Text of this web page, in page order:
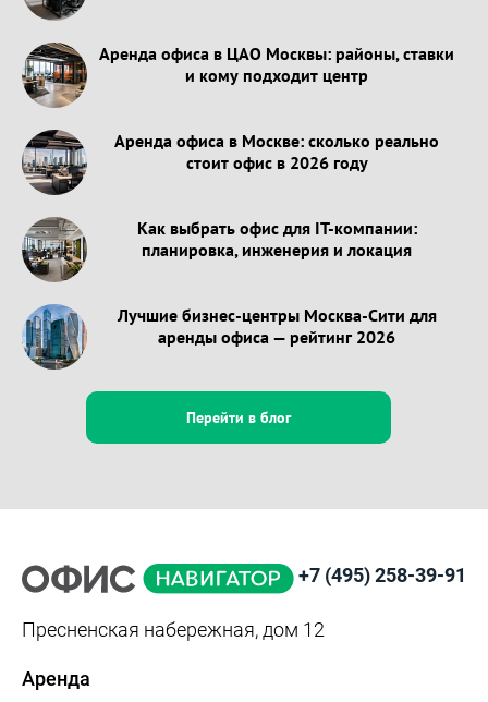
Аренда офиса в ЦАО Москвы: районы, ставки
и кому подходит центр
Аренда офиса в Москве: сколько реально
стоит офис в 2026 году
Как выбрать офис для IT-компании:
планировка, инженерия и локация
Лучшие бизнес-центры Москва-Сити для
аренды офиса — рейтинг 2026
Перейти в блог
+7 (495) 258-39-91
Пресненская набережная, дом 12
Аренда